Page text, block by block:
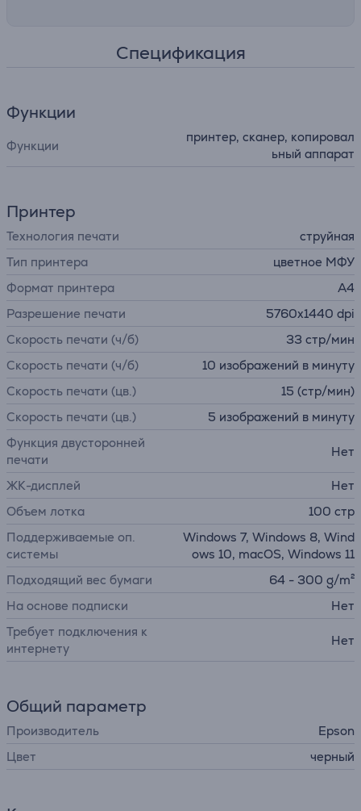
Спецификация
Функции
Функции
принтер, сканер, копировал
ьный аппарат
Принтер
Технология печати
струйная
Тип принтера
цветное МФУ
Формат принтера
А4
Разрешение печати
5760x1440 dpi
Скорость печати (ч/б)
33 стр/мин
Скорость печати (ч/б)
10 изображений в минуту
Скорость печати (цв.)
15 (стр/мин)
Скорость печати (цв.)
5 изображений в минуту
Функция двусторонней
печати
Нет
ЖК-дисплей
Нет
Объем лотка
100 стр
Поддерживаемые оп.
системы
Windows 7, Windows 8, Wind
ows 10, macOS, Windows 11
Подходящий вес бумаги
64 - 300 g/m²
На основе подписки
Нет
Требует подключения к
интернету
Нет
Общий параметр
Производитель
Epson
Цвет
черный